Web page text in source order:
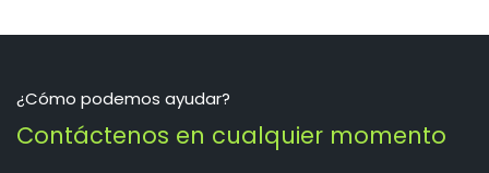
¿Cómo podemos ayudar?
Contáctenos en cualquier momento